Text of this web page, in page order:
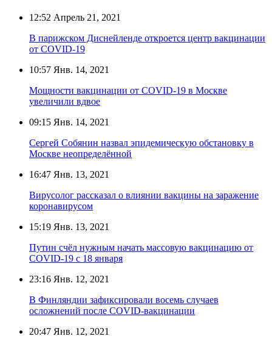
12:52 Апрель 21, 2021
В парижском Диснейленде откроется центр вакцинации
от COVID-19
10:57 Янв. 14, 2021
Мощности вакцинации от COVID-19 в Москве
увеличили вдвое
09:15 Янв. 14, 2021
Сергей Собянин назвал эпидемическую обстановку в
Москве неопределённой
16:47 Янв. 13, 2021
Вирусолог рассказал о влиянии вакцины на заражение
коронавирусом
15:19 Янв. 13, 2021
Путин счёл нужным начать массовую вакцинацию от
COVID-19 с 18 января
23:16 Янв. 12, 2021
В Финляндии зафиксировали восемь случаев
осложнений после COVID-вакцинации
20:47 Янв. 12, 2021